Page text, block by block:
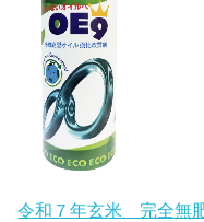
令和７年玄米 完全無